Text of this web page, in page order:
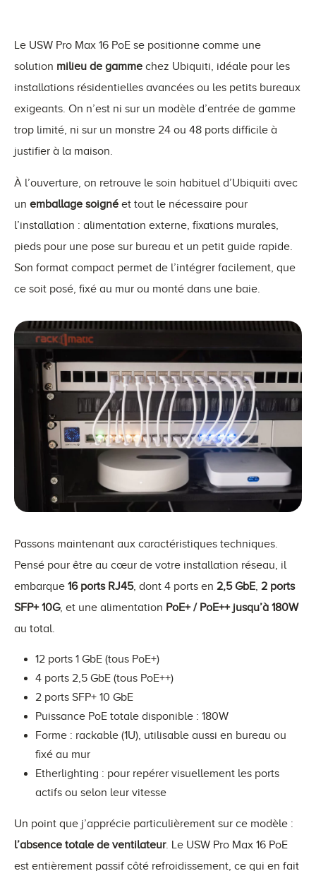
Le USW Pro Max 16 PoE se positionne comme une
solution milieu de gamme chez Ubiquiti, idéale pour les
installations résidentielles avancées ou les petits bureaux
exigeants. On n’est ni sur un modèle d’entrée de gamme
trop limité, ni sur un monstre 24 ou 48 ports difficile à
justifier à la maison.
À l’ouverture, on retrouve le soin habituel d’Ubiquiti avec
un emballage soigné et tout le nécessaire pour
l’installation : alimentation externe, fixations murales,
pieds pour une pose sur bureau et un petit guide rapide.
Son format compact permet de l’intégrer facilement, que
ce soit posé, fixé au mur ou monté dans une baie.
Passons maintenant aux caractéristiques techniques.
Pensé pour être au cœur de votre installation réseau, il
embarque 16 ports RJ45, dont 4 ports en 2,5 GbE, 2 ports
SFP+ 10G, et une alimentation PoE+ / PoE++ jusqu’à 180W
au total.
12 ports 1 GbE (tous PoE+)
4 ports 2,5 GbE (tous PoE++)
2 ports SFP+ 10 GbE
Puissance PoE totale disponible : 180W
Forme : rackable (1U), utilisable aussi en bureau ou
fixé au mur
Etherlighting : pour repérer visuellement les ports
actifs ou selon leur vitesse
Un point que j’apprécie particulièrement sur ce modèle :
l’absence totale de ventilateur. Le USW Pro Max 16 PoE
est entièrement passif côté refroidissement, ce qui en fait